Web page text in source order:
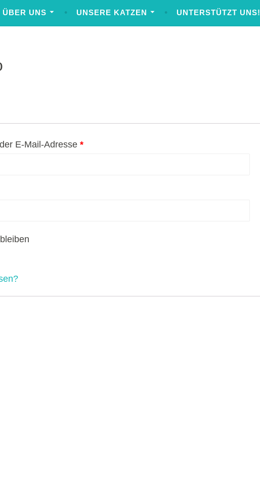
ÜBER UNS UNSERE KATZEN UNTERSTÜTZT UNS!
E-Mail-Adresse *Erforderlich